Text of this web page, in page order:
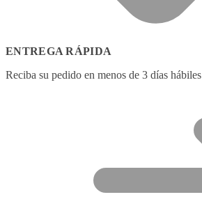
ENTREGA RÁPIDA
Reciba su pedido en menos de 3 días hábiles